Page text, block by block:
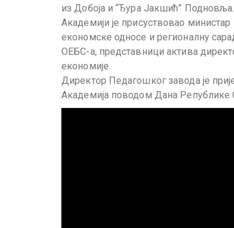
из Добоја и “Ђура Јакшић” Подновља.
Академији је присуствовао
економске односе и регионалну
ОЕБС-а, представници актива
економије.
Директор Педагошког завода је
Академија поводом Дана Републике